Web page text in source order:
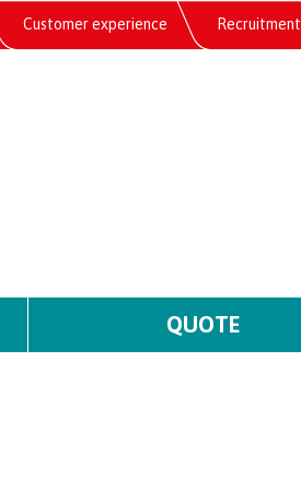
Customer experience
Recruitment
QUOTE